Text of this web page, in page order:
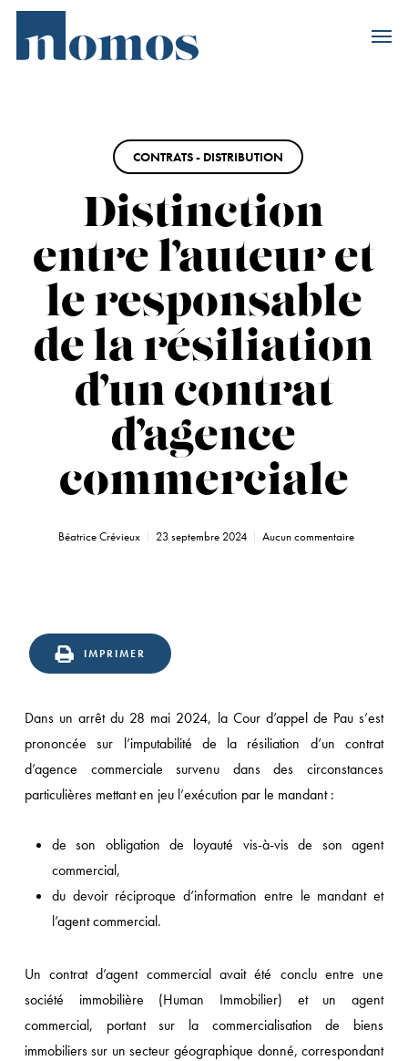
Skip
main
Accès rapide
CONTRATS - DISTRIBUTION
Distinction
entre l’auteur et
le responsable
de la résiliation
d’un contrat
d’agence
commerciale
Béatrice Crévieux 23 septembre 2024 Aucun commentaire
IMPRIMER
Dans un arrêt du 28 mai 2024, la Cour d’appel de Pau s’est
prononcée sur l’imputabilité de la résiliation d’un contrat
d’agence commerciale survenu dans des circonstances
particulières mettant en jeu l’exécution par le mandant :
de son obligation de loyauté vis-à-vis de son agent
commercial,
du devoir réciproque d’information entre le mandant et
l’agent commercial.
Un contrat d’agent commercial avait été conclu entre une
société immobilière (Human Immobilier) et un agent
commercial, portant sur la commercialisation de biens
immobiliers sur un secteur géographique donné, correspondant